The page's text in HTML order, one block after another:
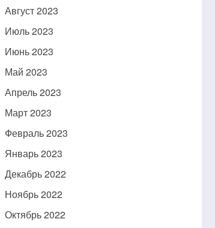
Август 2023
Июль 2023
Июнь 2023
Май 2023
Апрель 2023
Март 2023
Февраль 2023
Январь 2023
Декабрь 2022
Ноябрь 2022
Октябрь 2022